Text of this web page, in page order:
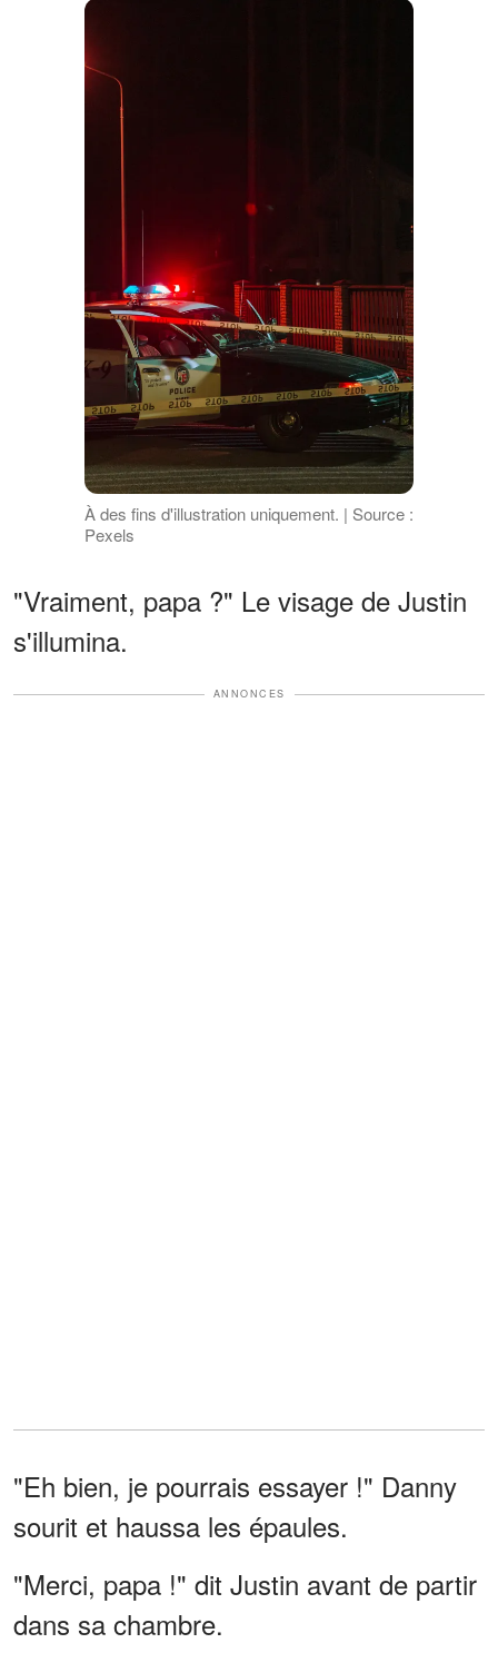
À des fins d'illustration uniquement. | Source :
Pexels
"Vraiment, papa ?" Le visage de Justin
s'illumina.
ANNONCES
"Eh bien, je pourrais essayer !" Danny
sourit et haussa les épaules.
"Merci, papa !" dit Justin avant de partir
dans sa chambre.